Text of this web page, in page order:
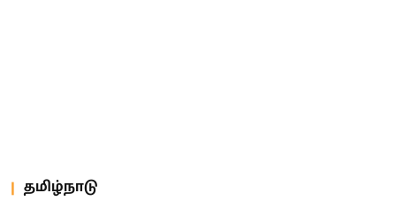
தமிழ்நாடு